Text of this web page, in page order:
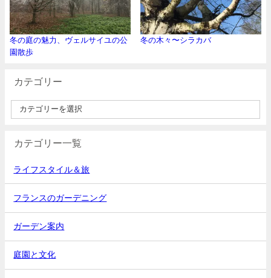
冬の庭の魅力、ヴェルサイユの公
園散歩
冬の木々〜シラカバ
カテゴリー
カテゴリー一覧
ライフスタイル＆旅
フランスのガーデニング
ガーデン案内
庭園と文化